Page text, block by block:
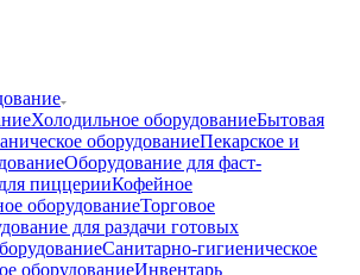
Холодильное оборудованиеБытовая
оборудованиеПекарское и
Оборудование для фаст-
пиццерииКофейное
оборудованиеТорговое
для раздачи готовых
Санитарно-гигиеническое
оборудованиеИнвентарь